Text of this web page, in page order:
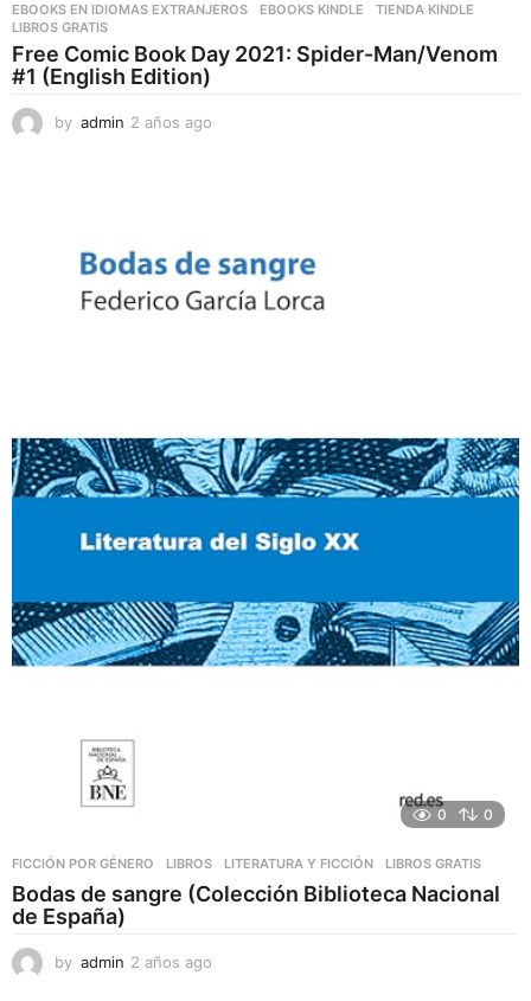
EBOOKS EN IDIOMAS EXTRANJEROS ,EBOOKS KINDLE ,TIENDA KINDLE
LIBROS GRATIS
Free Comic Book Day 2021: Spider-Man/Venom
#1 (English Edition)
by admin 2 años ago
g
o
0 0
FICCIÓN POR GÉNERO ,LIBROS ,LITERATURA Y FICCIÓN LIBROS GRATIS
Bodas de sangre (Colección Biblioteca Nacional
de España)
by admin 2 años ago